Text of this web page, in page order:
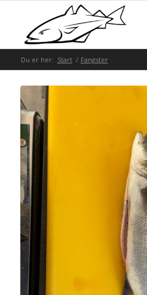
Du er her: Start / Fangster